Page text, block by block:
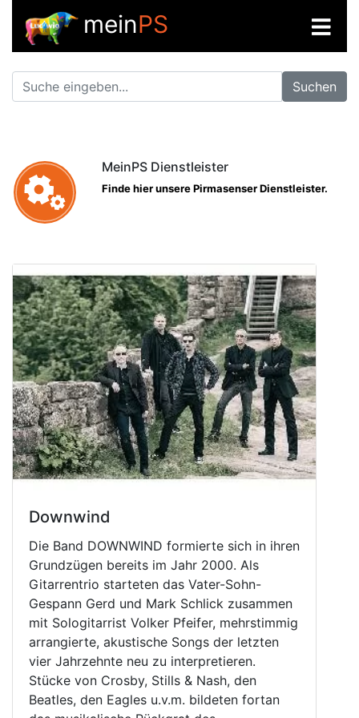
meinPS
Suchen
MeinPS Dienstleister
Finde hier unsere Pirmasenser Dienstleister.
Downwind
Die Band DOWNWIND formierte sich in ihren
Grundzügen bereits im Jahr 2000. Als
Gitarrentrio starteten das Vater-Sohn-
Gespann Gerd und Mark Schlick zusammen
mit Sologitarrist Volker Pfeifer, mehrstimmig
arrangierte, akustische Songs der letzten
vier Jahrzehnte neu zu interpretieren.
Stücke von Crosby, Stills & Nash, den
Beatles, den Eagles u.v.m. bildeten fortan